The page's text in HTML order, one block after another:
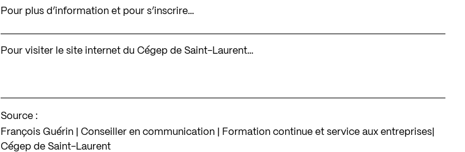
Pour plus d’information et pour s’inscrire…
Pour visiter le site internet du Cégep de Saint-Laurent…
Source :
François Guérin | Conseiller en communication | Formation continue et service aux entreprises|
Cégep de Saint-Laurent